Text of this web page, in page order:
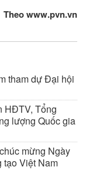
Theo www.pvn.vn
tham dự Đại hội
HĐTV, Tổng
lượng Quốc gia
mừng Ngày
tạo Việt Nam